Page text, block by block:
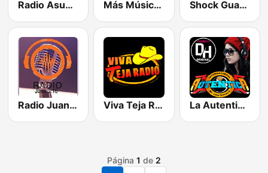
Radio Asuncion Tacána 92.3 FM Más Música Quetzaltenango 92.7 FM Shock Guatemala
Radio Juan 3:16 Viva Teja Radio La Autentica HD
Página 1 de 2